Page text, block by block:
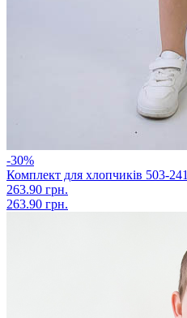
-30%
Комплект для хлопчиків 503-241
263.90 грн.
263.90 грн.